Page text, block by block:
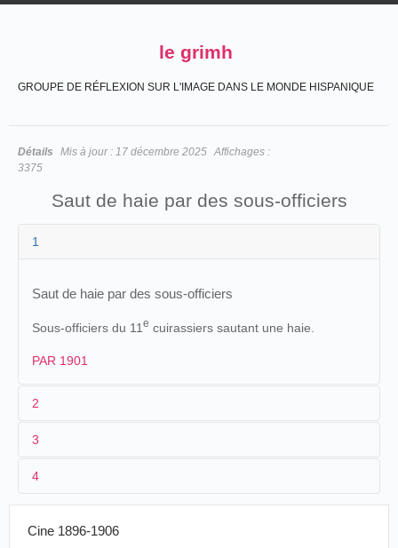
le grimh
GROUPE DE RÉFLEXION SUR L'IMAGE DANS LE MONDE HISPANIQUE
Détails Mis à jour : 17 décembre 2025 Affichages :
3375
Saut de haie par des sous-officiers
1
Saut de haie par des sous-officiers
Sous-officiers du 11 e cuirassiers sautant une haie.
PAR 1901
2
1
2
3
≤1901
4
France
3
4
Cine 1896-1906